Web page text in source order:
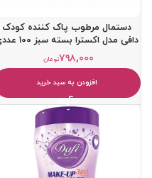
دستمال مرطوب پاک کننده کودک
دافی مدل اکسترا بسته سبز 100 عددی
تومان۷۹۸,۰۰۰
افزودن به سبد خرید